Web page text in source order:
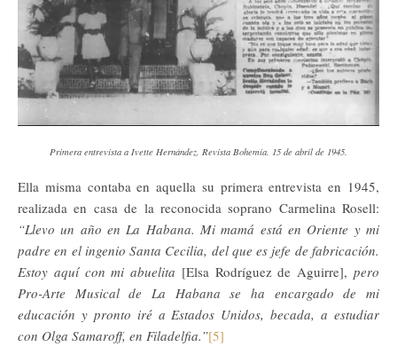
Primera entrevista a Ivette Hernández. Revista Bohemia. 15 de abril de 1945.
Ella misma contaba en aquella su primera entrevista en 1945,
realizada en casa de la reconocida soprano Carmelina Rosell:
“Llevo un año en La Habana. Mi mamá está en Oriente y mi
padre en el ingenio Santa Cecilia, del que es jefe de fabricación.
Estoy aquí con mi abuelita [Elsa Rodríguez de Aguirre],pero
Pro-Arte Musical de La Habana se ha encargado de mi
educación y pronto iré a Estados Unidos, becada, a estudiar
con Olga Samaroff, en Filadelfia.”[5]